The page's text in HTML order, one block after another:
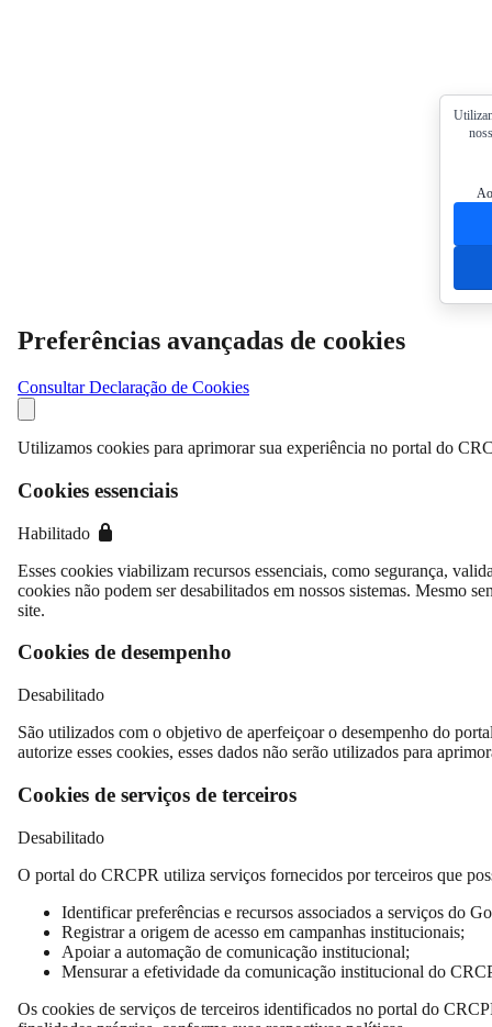
Preferências avançadas de cookies
Consultar Declaração de Cookies
Utilizamos cookies para aprimorar sua experiência no portal do
Cookies essenciais
Habilitado
Esses cookies viabilizam recursos essenciais, como segurança,
cookies não podem ser desabilitados em nossos sistemas. Mesmo
site.
Cookies de desempenho
Desabilitado
São utilizados com o objetivo de aperfeiçoar o desempenho do
autorize esses cookies, esses dados não serão utilizados para
Cookies de serviços de terceiros
Desabilitado
O portal do CRCPR utiliza serviços fornecidos por terceiros que
Identificar preferências e recursos associados a serviços do
Registrar a origem de acesso em campanhas institucionais;
Apoiar a automação de comunicação institucional;
Mensurar a efetividade da comunicação institucional do
Os cookies de serviços de terceiros identificados no portal do